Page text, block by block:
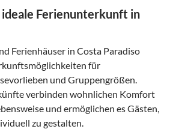
ideale Ferienunterkunft in
Ferienhäuser in Costa Paradiso
für
und Gruppengrößen.
verbinden wohnlichen Komfort
und ermöglichen es Gästen,
zu gestalten.